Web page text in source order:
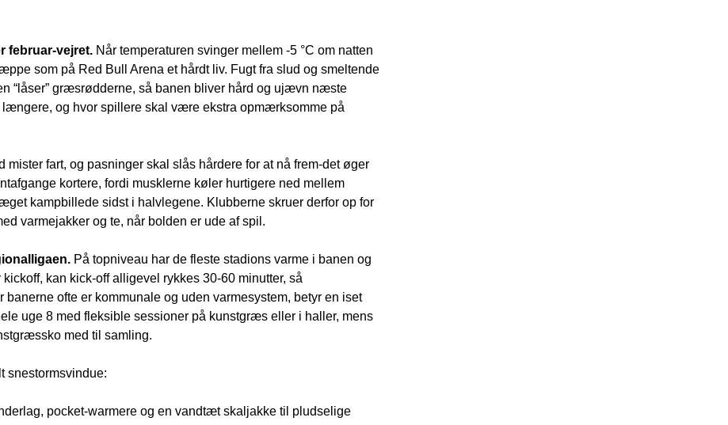
februar-vejret. Når temperaturen svinger mellem -5 °C om natten
som på Red Bull Arena et hårdt liv. Fugt fra slud og smeltende
“låser” græsrødderne, så banen bliver hård og ujævn næste
og hvor spillere skal være ekstra opmærksomme på
mister fart, og pasninger skal slås hårdere for at nå frem-det øger
kortere, fordi musklerne køler hurtigere ned mellem
kampbillede sidst i halvlegene. Klubberne skruer derfor op for
varme­jakker og te, når bolden er ude af spil.
På topniveau har de fleste stadions varme i banen og
kan kick-off alligevel rykkes 30-60 minutter, så
ofte er kommunale og uden varmesystem, betyr en iset
uge 8 med fleksible sessioner på kunstgræs eller i haller, mens
med til samling.
snestorms­vindue:
pocket-warmere og en vandtæt skaljakke til pludselige